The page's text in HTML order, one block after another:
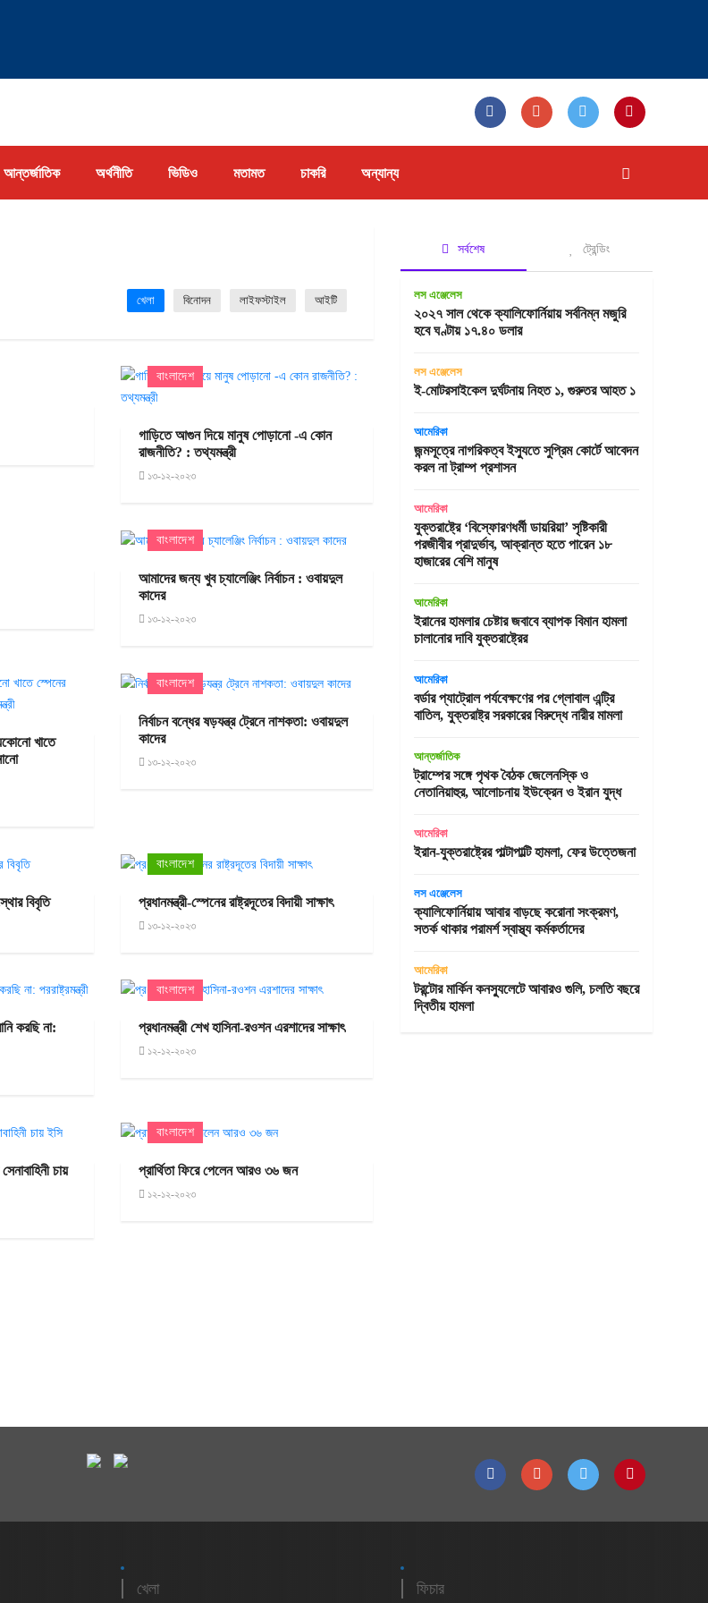
আন্তর্জাতিক অর্থনীতি ভিডিও মতামত চাকরি অন্যান্য
খেলা বিনোদন লাইফস্টাইল আইটি
বাংলাদেশ
গাড়িতে আগুন দিয়ে মানুষ পোড়ানো -এ কোন
রাজনীতি? : তথ্যমন্ত্রী
১৩-১২-২০২৩
বাংলাদেশ
আমাদের জন্য খুব চ্যালেঞ্জিং নির্বাচন : ওবায়দুল
কাদের
১৩-১২-২০২৩
খাতে
বাংলাদেশ
নির্বাচন বন্ধের ষড়যন্ত্র ট্রেনে নাশকতা: ওবায়দুল
কাদের
১৩-১২-২০২৩
বিবৃতি
বাংলাদেশ
প্রধানমন্ত্রী-স্পেনের রাষ্ট্রদূতের বিদায়ী সাক্ষাৎ
১৩-১২-২০২৩
করছি না:
বাংলাদেশ
প্রধানমন্ত্রী শেখ হাসিনা-রওশন এরশাদের সাক্ষাৎ
১২-১২-২০২৩
চায়
বাংলাদেশ
প্রার্থিতা ফিরে পেলেন আরও ৩৬ জন
১২-১২-২০২৩
সর্বশেষ ট্রেন্ডিং
লস এঞ্জেলেস
২০২৭ সাল থেকে ক্যালিফোর্নিয়ায় সর্বনিম্ন মজুরি
হবে ঘণ্টায় ১৭.৪০ ডলার
লস এঞ্জেলেস
ই-মোটরসাইকেল দুর্ঘটনায় নিহত ১, গুরুতর আহত ১
আমেরিকা
জন্মসূত্রে নাগরিকত্ব ইস্যুতে সুপ্রিম কোর্টে আবেদন
করল না ট্রাম্প প্রশাসন
আমেরিকা
যুক্তরাষ্ট্রে ‘বিস্ফোরণধর্মী ডায়রিয়া’ সৃষ্টিকারী
পরজীবীর প্রাদুর্ভাব, আক্রান্ত হতে পারেন ১৮
হাজারের বেশি মানুষ
আমেরিকা
ইরানের হামলার চেষ্টার জবাবে ব্যাপক বিমান হামলা
চালানোর দাবি যুক্তরাষ্ট্রের
আমেরিকা
বর্ডার প্যাট্রোল পর্যবেক্ষণের পর গ্লোবাল এন্ট্রি
বাতিল, যুক্তরাষ্ট্র সরকারের বিরুদ্ধে নারীর মামলা
আন্তর্জাতিক
ট্রাম্পের সঙ্গে পৃথক বৈঠক জেলেনস্কি ও
নেতানিয়াহুর, আলোচনায় ইউক্রেন ও ইরান যুদ্ধ
আমেরিকা
ইরান-যুক্তরাষ্ট্রের পাল্টাপাল্টি হামলা, ফের উত্তেজনা
লস এঞ্জেলেস
ক্যালিফোর্নিয়ায় আবার বাড়ছে করোনা সংক্রমণ,
সতর্ক থাকার পরামর্শ স্বাস্থ্য কর্মকর্তাদের
আমেরিকা
টরন্টোর মার্কিন কনস্যুলেটে আবারও গুলি, চলতি বছরে
দ্বিতীয় হামলা
খেলা ফিচার